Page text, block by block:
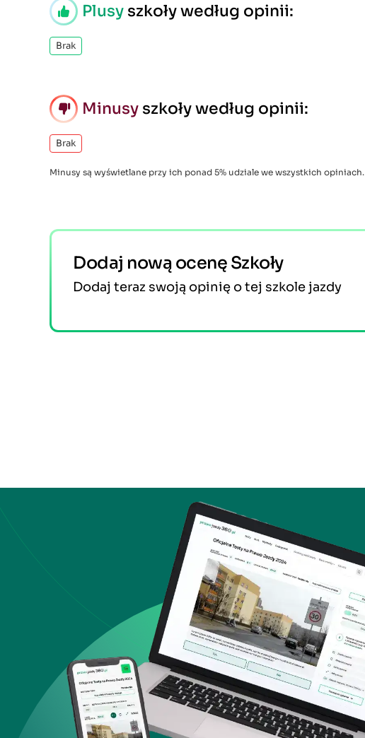
Plusy szkoły według opinii:
Brak
Minusy szkoły według opinii:
Brak
Minusy są wyświetlane przy ich ponad 5% udziale we wszystkich opiniach.
Dodaj nową ocenę Szkoły
Dodaj teraz swoją opinię o tej szkole jazdy